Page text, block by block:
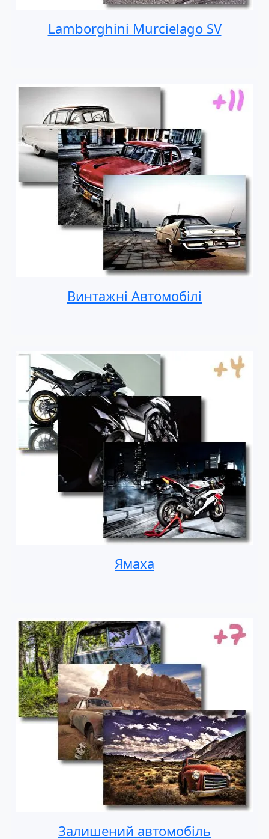
Lamborghini Murcielago SV
Винтажні Автомобілі
Ямаха
Залишений автомобіль